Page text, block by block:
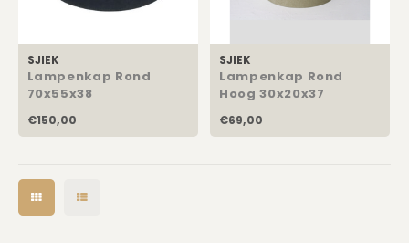
SJIEK
Lampenkap Rond
70x55x38
€150,00
SJIEK
Lampenkap Rond
Hoog 30x20x37
€69,00